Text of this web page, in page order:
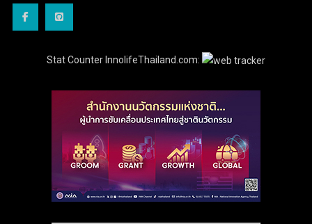
Stat Counter InnolifeThailand.com: